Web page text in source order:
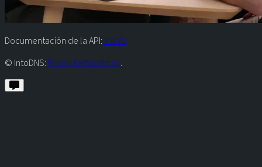
Documentación de la API: Ir a V1
© IntoDNS: Raiola Networks SL.